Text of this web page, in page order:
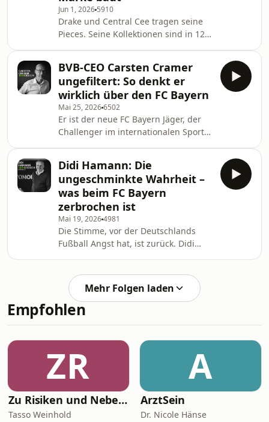
aus seiner spektakulären
Sportwagen-Garage in Kempten im
Allgäu. Warum wurde aus einer Idee
der größte Skandal seiner Karriere?
Wie fühlt es sich an, wenn plö
Jun 1, 2026 5910
Drake und Central Cee tragen seine
Pieces. Seine Kollektionen sind in 12
Euro Umsatz. Justin Fuchs nimmt
seine Community in ein XXL-Leben
mit, ohne dafür gehatet zu werden.
Im Gegenteil: Alle feiern es, wenn er
mit gerade mal 28 in seinem Rolls-
Royce Ghost vorfährt und seine rosé-
goldene Patek zeigt. Mit 13 hat er als
Gamer au
BVB-CEO Carsten Cramer
ungefiltert: So denkt er
wirklich über den FC Bayern
Mai 25, 20266502
Er ist der neue FC Bayern Jäger, der
Challenger im internationalen Sport-
jetzt in seine erste volle Saison. Der
berühmte Claim vom BVB. Er heißt:
echte Liebe. Aber kann Dortmund
auch echte Titel? Er sagt es uns. Das
Klartext-Interview: Die Wahrheit über
den neuen Nico Schlotterbeck Vertrag
und die Burger-Beichte von Niklas Sül
Didi Hamann: Die
ungeschminkte Wahrheit –
was beim FC Bayern
zerbrochen ist
Mai 19, 20264981
Die Stimme, vor der Deutschlands
Fußball Angst hat, ist zurück. Didi
Liverpool bis Manchester City. 59
Länderspiele. Champions-League-
Sieger 2005. Der Mann, der im
legendären Champions-League Finale
einen Elfmeter verwandelte — und
heute als Sky-Experte zu den
kontroversesten Stimmen im Sport
gehö
Mehr Folgen laden
Empfohlen
ZR
Zu Risiken und Nebenwirkungen
Tasso Weinhold
A
ArztSein
Dr. Nicole Hänse